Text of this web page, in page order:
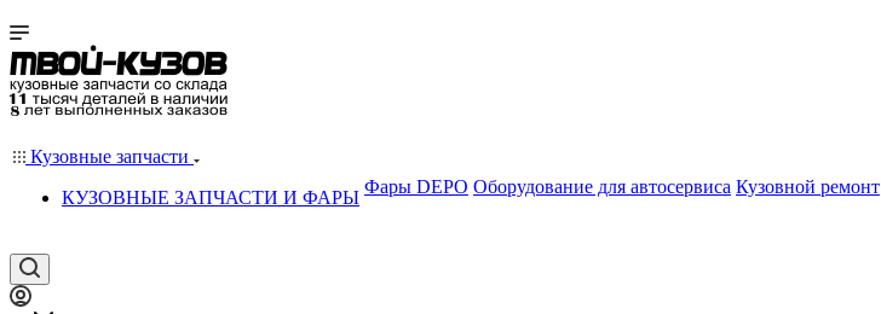
Кузовные запчасти
КУЗОВНЫЕ ЗАПЧАСТИ И ФАРЫ
Фары DEPO Оборудование для автосервиса Кузовной ремонт